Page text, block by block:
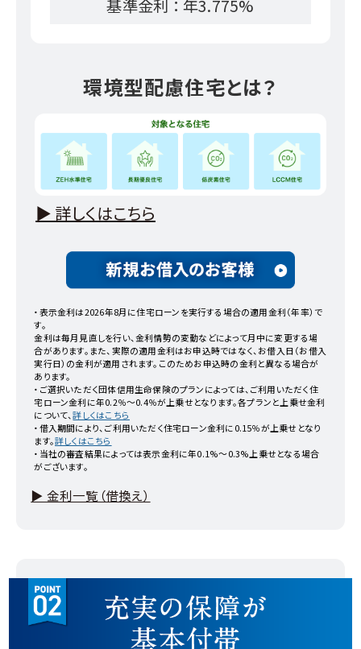
基準金利 ： 年3.775%
環境型配慮住宅とは？
▶︎ 詳しくはこちら
・表示金利は2026年8月 に住宅ローンを実行する場合の適用金利（年率）で
す。
金利は毎月見直しを行い、金利情勢の変動などによって月中に変更する場
合があります。また、実際の適用金利はお申込時ではなく、お借入日（お借入
実行日）の金利が適用されます。このためお申込時の金利と異なる場合が
あります。
・ご選択いただく団体信用生命保険のプランによっては、ご利用いただく住
宅ローン金利に年0.2％～0.4％が上乗せとなります。各プランと上乗せ金利
について、詳しくはこちら
・借入期間により、ご利用いただく住宅ローン金利に0.15％が上乗せとなり
ます。詳しくはこちら
・当社の審査結果によっては表示金利に年0.1%～0.3%上乗せとなる場合
がございます。
▶︎ 金利一覧（借換え）